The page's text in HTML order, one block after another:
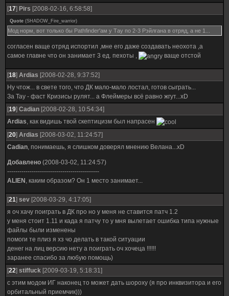
[17] Pirs [2008-02-16, 6:58:58]
Quote (SHADOW_Fire_warrior)
Мод норм, вот только бы Pathfinder'aм у Тау по 2-3 Рэйлгана в отряд, а не 1...
согласен ваще отряд испортил ,мне его даже создавать неохота ,а
самое главне что он занимает 3 ед. пехоты ,
ваще отстой
[18] Ardias [2008-02-28, 9:37:52]
Ну чтож... в свете того, что ДК мало-мало лостал, готов сыграть...
За Тау - фаст Кризисы рулят... а Флеймеры всё равно жгут...xD
[19] Cadian [2008-02-28, 10:54:34]
Ardias, как видишь твой скептицизм был напрасен
[20] Ardias [2008-03-02, 11:24:57]
Cadian, понимаешь, я слишком доверял мнению Велана...xD
Добавлено (2008-03-02, 11:24:57)
---------------------------------------------
ALIEN , каким образом? Он 1 место занимает...
[21] sev [2008-03-29, 4:17:05]
я оч хачу поиграть в ДК про но у меня не ставится патч 1.2
у меня стоит 1.11 и када я патчу то у мня вылетает ошибка типа нужные
файлы были изменены
помоги те плиз я хз чо делать в такой ситуации
денег на лиц версию нету а поиграть оч хочеца !!!!!!
заранее спасибо за любую помощь)
[22] stiffuck [2009-03-19, 5:18:31]
с этим модом ИГ наконец то может дать шороху (я про инквизитора и его
орбитальный приемчик)))